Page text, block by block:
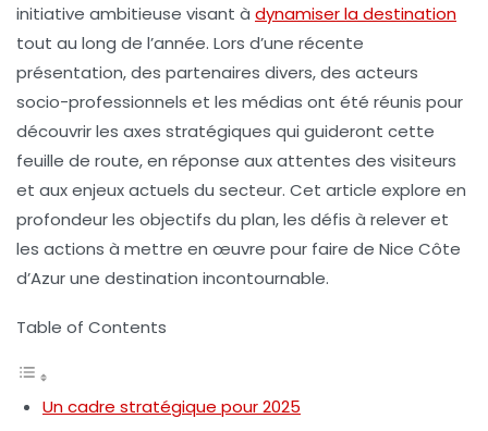
initiative ambitieuse visant à dynamiser la destination
tout au long de l’année. Lors d’une récente
présentation, des partenaires divers, des acteurs
socio-professionnels et les médias ont été réunis pour
découvrir les axes stratégiques qui guideront cette
feuille de route, en réponse aux attentes des visiteurs
et aux enjeux actuels du secteur. Cet article explore en
profondeur les objectifs du plan, les défis à relever et
les actions à mettre en œuvre pour faire de Nice Côte
d’Azur une destination incontournable.
Table of Contents
Un cadre stratégique pour 2025